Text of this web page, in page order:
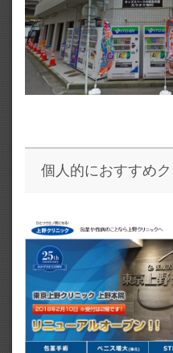
個人的におすすめ